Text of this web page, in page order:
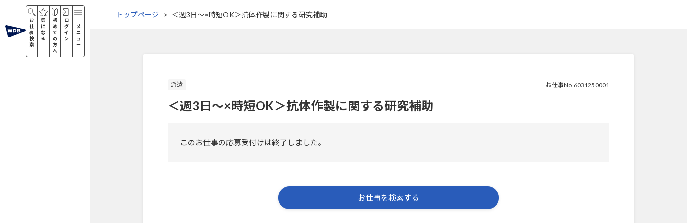
お
仕
事
検
索
気
に
な
る
初
め
て
の
方
へ
ロ
グ
イ
ン
メ
ニ
ュ
ー
トップページ ＜週3日～×時短OK＞抗体作製に関する研究補助
派遣 お仕事No.6031250001
＜週3日～×時短OK＞抗体作製に関する研究補助
このお仕事の応募受付けは終了しました。
お仕事を検索する